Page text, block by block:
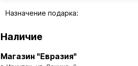
Назначение подарка:
Наличие
Магазин "Евразия"